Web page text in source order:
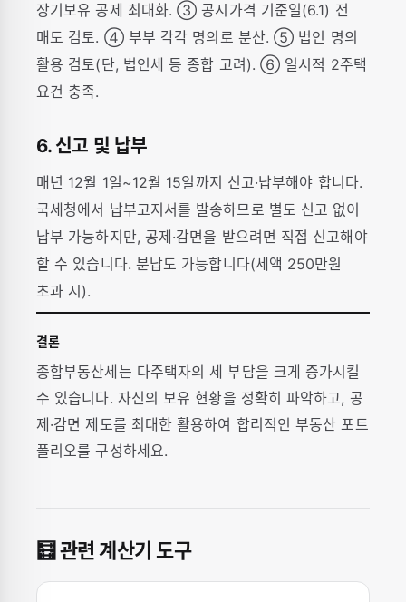
장기보유 공제 최대화. ③ 공시가격 기준일(6.1) 전
매도 검토. ④ 부부 각각 명의로 분산. ⑤ 법인 명의
활용 검토(단, 법인세 등 종합 고려). ⑥ 일시적 2주택
요건 충족.
6. 신고 및 납부
매년 12월 1일~12월 15일까지 신고·납부해야 합니다.
국세청에서 납부고지서를 발송하므로 별도 신고 없이
납부 가능하지만, 공제·감면을 받으려면 직접 신고해야
할 수 있습니다. 분납도 가능합니다(세액 250만원
초과 시).
결론
종합부동산세는 다주택자의 세 부담을 크게 증가시킬
수 있습니다. 자신의 보유 현황을 정확히 파악하고, 공
제·감면 제도를 최대한 활용하여 합리적인 부동산 포트
폴리오를 구성하세요.
🧮 관련 계산기 도구